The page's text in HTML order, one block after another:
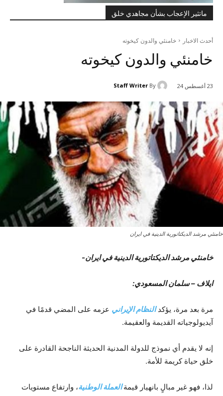
ماتثير الإعجاب بشأن مجاهدي خلق
أحدث الاخبار خامنئي والدون كيخوته
خامنئي والدون كيخوته
23 أغسطس 24 By
Staff Writer
خامنئي مرشد الدیکتاتوریة الدینیة في ایران
خامنئي مرشد الدیکتاتوریة الدینیة في ایران-
ایلاف – سلمان المسعودي:
مرة بعد مرة، يؤكدالنظام الإيراني عزمه على المضي قدمًا في
آيديولوجياته القديمة والعقيمة.
إنه لا يقدم أي نموذج للدولة المدنية الحديثة الناجحة القادرة على
خلق حياة كريمة للأمة.
لذا، فهو غير مبالٍ بانهيار قيمةالعملة الوطنية، وارتفاع مستويات